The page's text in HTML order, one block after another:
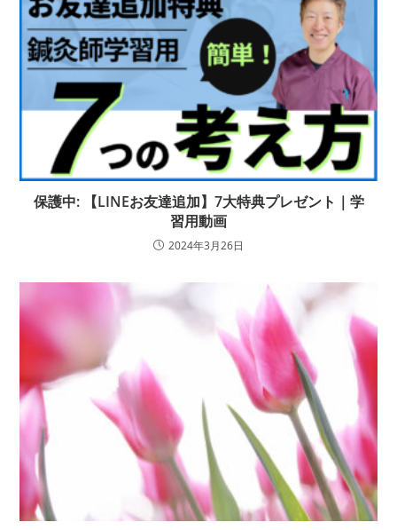
保護中: 【LINEお友達追加】7大特典プレゼント｜学
習用動画
2024年3月26日